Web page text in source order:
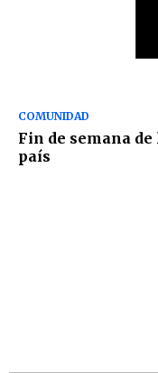
COMUNIDAD
Fin de semana
país